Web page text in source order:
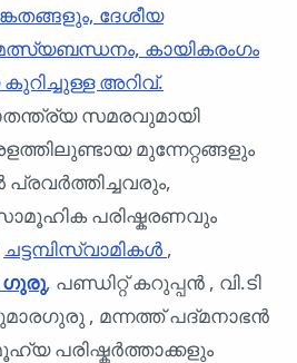
ദേശീയ
കായികരംഗം
അറിവ്.
സമരവുമായി
മുന്നേറ്റങ്ങളും
പ്രവർത്തിച്ചവരും,
പരിഷ്കരണവും
ചട്ടമ്പിസ്വാമികൾ ,
ഗുരു, പണ്ഡിറ്റ് കറുപ്പൻ , വി.ടി
, കുമാരഗുരു , മന്നത്ത് പദ്മനാഭൻ
പരിഷ്കർത്താക്കളും